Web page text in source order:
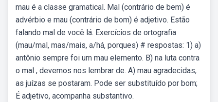
mau é a classe gramatical. Mal (contrário de bem) é
advérbio e mau (contrário de bom) é adjetivo. Estão
falando mal de você lá. Exercícios de ortografia
(mau/mal, mas/mais, a/há, porques) # respostas: 1) a)
antônio sempre foi um mau elemento. B) na luta contra
o mal , devemos nos lembrar de. A) mau agradecidas,
as juízas se postaram. Pode ser substituído por bom;
É adjetivo, acompanha substantivo.